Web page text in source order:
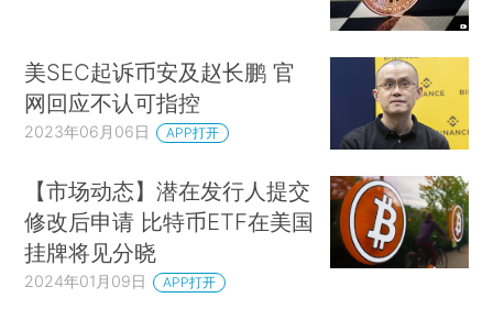
美SEC起诉币安及赵长鹏 官
网回应不认可指控
2023年06月06日 APP打开
【市场动态】潜在发行人提交
修改后申请 比特币ETF在美国
挂牌将见分晓
2024年01月09日 APP打开